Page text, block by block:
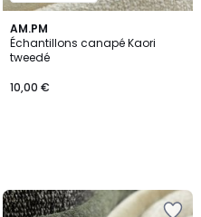
AM.PM
Échantillons canapé Kaori
tweedé
10,00 €